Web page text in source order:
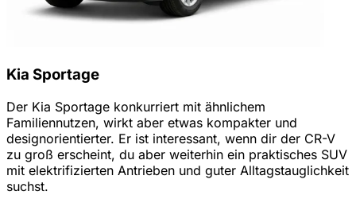
Kia Sportage
Der Kia Sportage konkurriert mit ähnlichem
Familiennutzen, wirkt aber etwas kompakter und
designorientierter. Er ist interessant, wenn dir der CR-V
zu groß erscheint, du aber weiterhin ein praktisches SUV
mit elektrifizierten Antrieben und guter Alltagstauglichkeit
suchst.